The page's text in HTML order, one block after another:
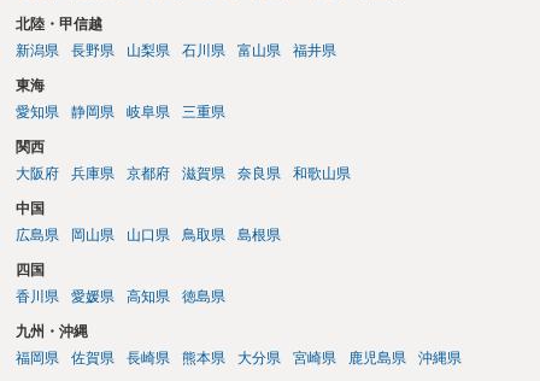
北陸・甲信越
新潟県
長野県 山梨県 石川県 富山県 福井県
東海
愛知県
静岡県 岐阜県 三重県
関西
大阪府
兵庫県 京都府 滋賀県 奈良県 和歌山県
中国
広島県
岡山県 山口県 鳥取県 島根県
四国
香川県
愛媛県 高知県 徳島県
九州・沖縄
福岡県
佐賀県 長崎県 熊本県 大分県 宮崎県 鹿児島県 沖縄県